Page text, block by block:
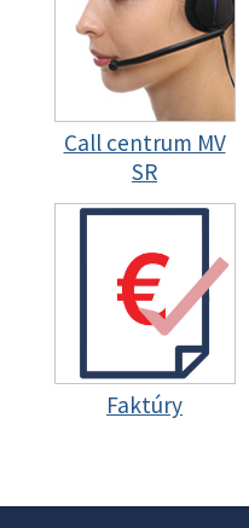
Call centrum MV
SR
Faktúry